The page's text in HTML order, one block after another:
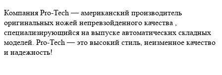
Компания Pro-Tech — американский производитель
оригинальных ножей непревзойденного качества ,
специализирующийся на выпуске автоматических складных
моделей. Pro-Tech — это высокий стиль, неизменное качество
и надежность!